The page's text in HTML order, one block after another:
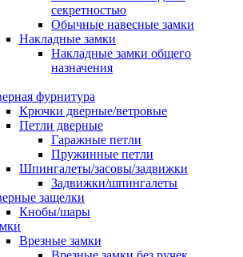
секретностью
Обычные навесные замки
Накладные замки
Накладные замки общего
назначения
фурнитура
Крючки дверные/ветровые
Петли дверные
Гаражные петли
Пружинные петли
Шпингалеты/засовы/задвижки
Задвижки/шпингалеты
защелки
Кнобы/шары
Врезные замки